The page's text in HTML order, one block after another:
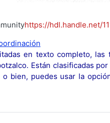
https://hdl.handle.net/
en texto completo,
Están clasificadas
o bien, puedes usar la